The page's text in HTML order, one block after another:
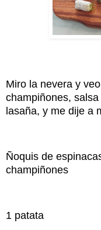
Miro la nevera y
champiñones,
lasaña, y me dije a
Ñoquis de
champiñones
1 patata